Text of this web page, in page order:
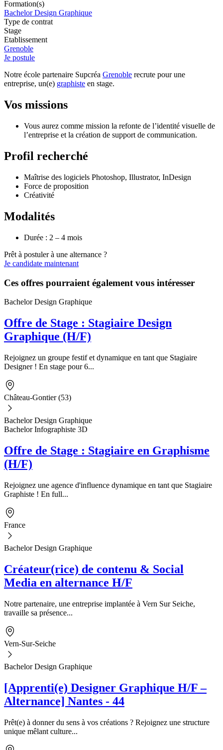
Formation(s)
Bachelor Design Graphique
Type de contrat
Stage
Etablissement
Grenoble
Je postule
Notre école partenaire Supcréa Grenoble recrute pour une
entreprise, un(e) graphiste en stage.
Vos missions
Vous aurez comme mission la refonte de l’identité visuelle de
l’entreprise et la création de support de communication.
Profil recherché
Maîtrise des logiciels Photoshop, Illustrator, InDesign
Force de proposition
Créativité
Modalités
Durée : 2 – 4 mois
Prêt à postuler à une alternance ?
Je candidate maintenant
Ces offres pourraient également vous intéresser
Bachelor Design Graphique
Offre de Stage : Stagiaire Design
Graphique (H/F)
Rejoignez un groupe festif et dynamique en tant que Stagiaire
Designer ! En stage pour 6...
Château-Gontier (53)
Bachelor Design Graphique
Bachelor Infographiste 3D
Offre de Stage : Stagiaire en Graphisme
(H/F)
Rejoignez une agence d'influence dynamique en tant que Stagiaire
Graphiste ! En full...
France
Bachelor Design Graphique
Créateur(rice) de contenu & Social
Media en alternance H/F
Notre partenaire, une entreprise implantée à Vern Sur Seiche,
travaille sa présence...
Vern-Sur-Seiche
Bachelor Design Graphique
[Apprenti(e) Designer Graphique H/F –
Alternance] Nantes - 44
Prêt(e) à donner du sens à vos créations ? Rejoignez une structure
unique mêlant culture...